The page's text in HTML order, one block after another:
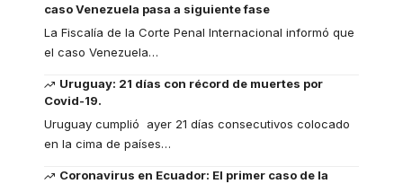
caso Venezuela pasa a siguiente fase
La Fiscalía de la Corte Penal Internacional informó que
el caso Venezuela…
Uruguay: 21 días con récord de muertes por
Covid-19.
Uruguay cumplió ayer 21 días consecutivos colocado
en la cima de países…
Coronavirus en Ecuador: El primer caso de la